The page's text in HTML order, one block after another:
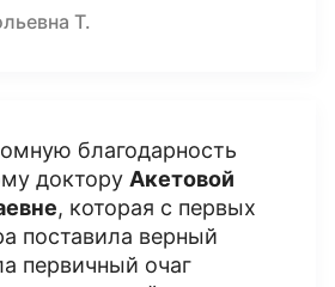
Т.
благодарность
доктору Акетовой
, которая с первых
поставила верный
первичный очаг